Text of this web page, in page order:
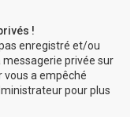
!
enregistré et/ou
messagerie privée sur
vous a empêché
pour plus